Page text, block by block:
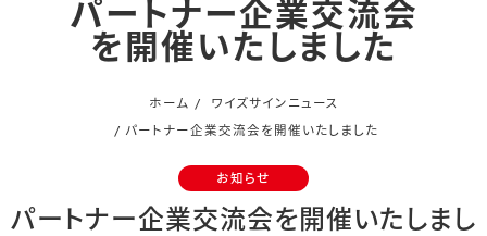
パートナー企業交流会
を開催いたしました
ホーム ワイズサインニュース
パートナー企業交流会を開催いたしました
お知らせ
パートナー企業交流会を開催いたしまし